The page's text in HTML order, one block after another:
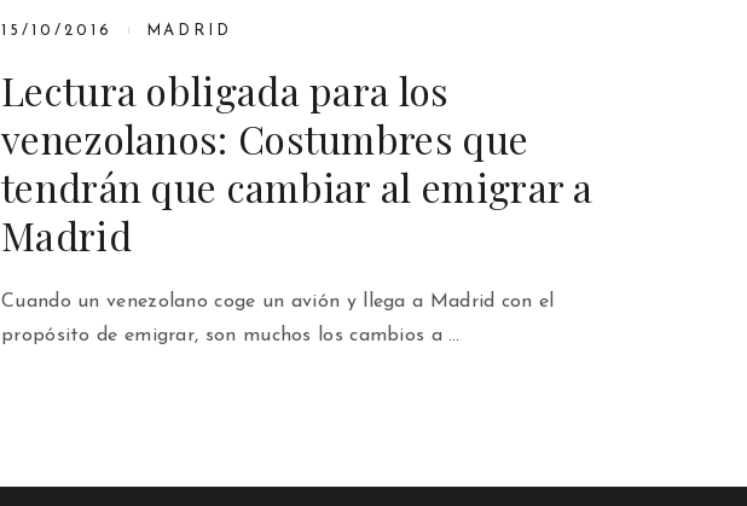
15/10/2016 MADRID
Lectura obligada para los
venezolanos: Costumbres que
tendrán que cambiar al emigrar a
Madrid
Cuando un venezolano coge un avión y llega a Madrid con el
propósito de emigrar, son muchos los cambios a …